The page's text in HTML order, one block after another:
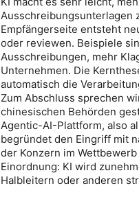
Ausschreibungsunterlagen
Empfängerseite entsteht
oder reviewen. Beispiele
Ausschreibungen, mehr
Unternehmen. Die
automatisch die
Zum Abschluss sprechen
chinesischen Behörden
Agentic-AI-Plattform, also
begründet den Eingriff mit
der Konzern im
Einordnung: KI wird
Halbleitern oder anderen